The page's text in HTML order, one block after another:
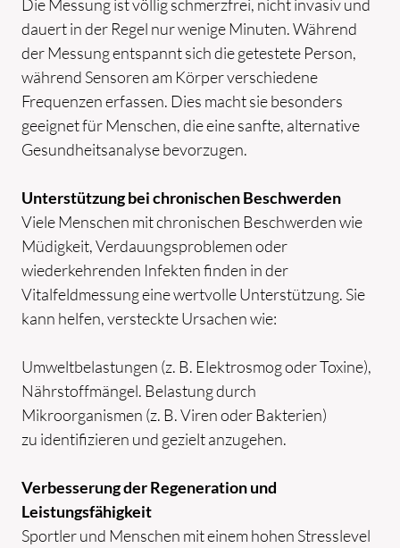
TINO REINWART
LEISTUNGEN
VITALFELDMESSUNG
BLUTEGELTHERAPIE
ERNÄHRUNGSBERATUNG
BERATUNG
BLOG
Die Messung ist völlig schmerzfrei, nicht invasiv und
dauert in der Regel nur wenige Minuten. Während
der Messung entspannt sich die getestete Person,
während Sensoren am Körper verschiedene
Frequenzen erfassen. Dies macht sie besonders
geeignet für Menschen, die eine sanfte, alternative
Gesundheitsanalyse bevorzugen.
Unterstützung bei chronischen Beschwerden
Viele Menschen mit chronischen Beschwerden wie
Müdigkeit, Verdauungsproblemen oder
wiederkehrenden Infekten finden in der
Vitalfeldmessung eine wertvolle Unterstützung. Sie
kann helfen, versteckte Ursachen wie:
Umweltbelastungen (z. B. Elektrosmog oder Toxine),
Nährstoffmängel. Belastung durch
Mikroorganismen (z. B. Viren oder Bakterien)
zu identifizieren und gezielt anzugehen.
Verbesserung der Regeneration und
Leistungsfähigkeit
Sportler und Menschen mit einem hohen Stresslevel